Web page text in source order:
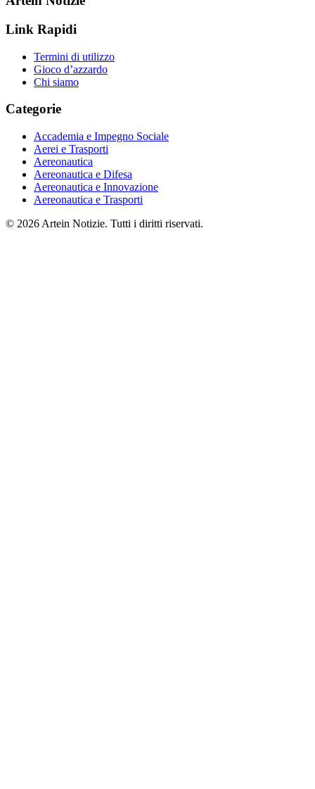
Link Rapidi
Termini di utilizzo
Gioco d’azzardo
Chi siamo
Categorie
Accademia e Impegno Sociale
Aerei e Trasporti
Aereonautica
Aereonautica e Difesa
Aereonautica e Innovazione
Aereonautica e Trasporti
© 2026 Artein Notizie. Tutti i diritti riservati.